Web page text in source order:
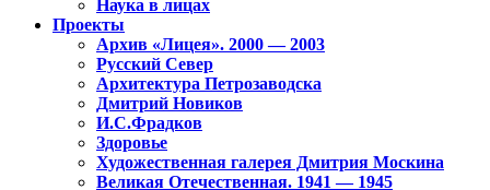
Наука в лицах
Проекты
Архив «Лицея». 2000 — 2003
Русский Север
Архитектура Петрозаводска
Дмитрий Новиков
И.С.Фрадков
Здоровье
Художественная галерея Дмитрия Москина
Великая Отечественная. 1941 — 1945